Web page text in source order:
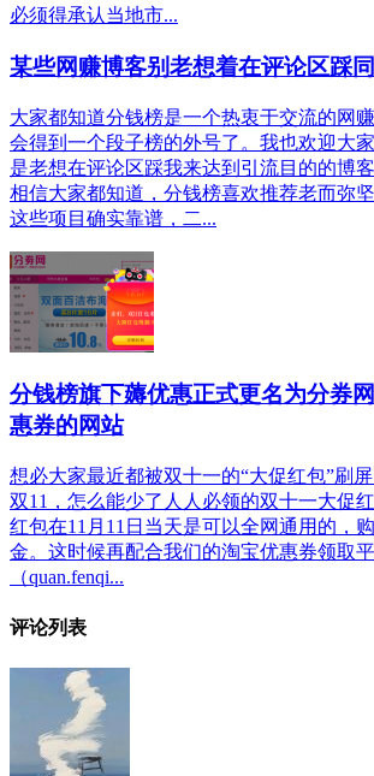
必须得承认当地市...
某些网赚博客别老想着在评论区踩
大家都知道分钱榜是一个热衷于交流的网
会得到一个段子榜的外号了。我也欢迎大
是老想在评论区踩我来达到引流目的的博
相信大家都知道，分钱榜喜欢推荐老而弥
这些项目确实靠谱，二...
分钱榜旗下薅优惠正式更名为分券
惠券的网站
想必大家最近都被双十一的“大促红包”刷
双11，怎么能少了人人必领的双十一大促
红包在11月11日当天是可以全网通用的，
金。这时候再配合我们的淘宝优惠券领取
（quan.fenqi...
评论列表